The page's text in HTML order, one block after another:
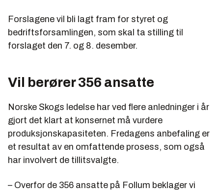
Forslagene vil bli lagt fram for styret og
bedriftsforsamlingen, som skal ta stilling til
forslaget den 7. og 8. desember.
Vil berører 356 ansatte
Norske Skogs ledelse har ved flere anledninger i år
gjort det klart at konsernet må vurdere
produksjonskapasiteten. Fredagens anbefaling er
et resultat av en omfattende prosess, som også
har involvert de tillitsvalgte.
– Overfor de 356 ansatte på Follum beklager vi